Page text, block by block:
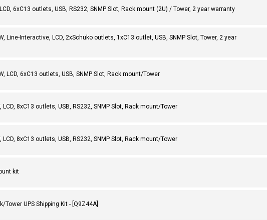
6xC13 outlets, USB, RS232, SNMP Slot, Rack mount (2U) / Tower, 2 year warranty
Line-Interactive, LCD, 2xSchuko outlets, 1xC13 outlet, USB, SNMP Slot, Tower, 2 year
LCD, 6xC13 outlets, USB, SNMP Slot, Rack mount/Tower
8xC13 outlets, USB, RS232, SNMP Slot, Rack mount/Tower
8xC13 outlets, USB, RS232, SNMP Slot, Rack mount/Tower
kit
UPS Shipping Kit - [Q9Z44A]